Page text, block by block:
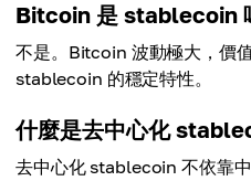
Bitcoin 是 stablecoin
不是。Bitcoin 波動極大，價
stablecoin 的穩定特性。
什麼是去中心化
去中心化 stablecoin 不依靠